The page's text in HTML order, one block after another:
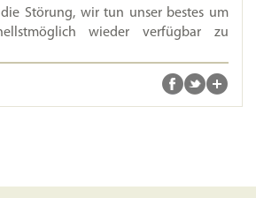
Störung, wir tun unser bestes um
wieder verfügbar zu